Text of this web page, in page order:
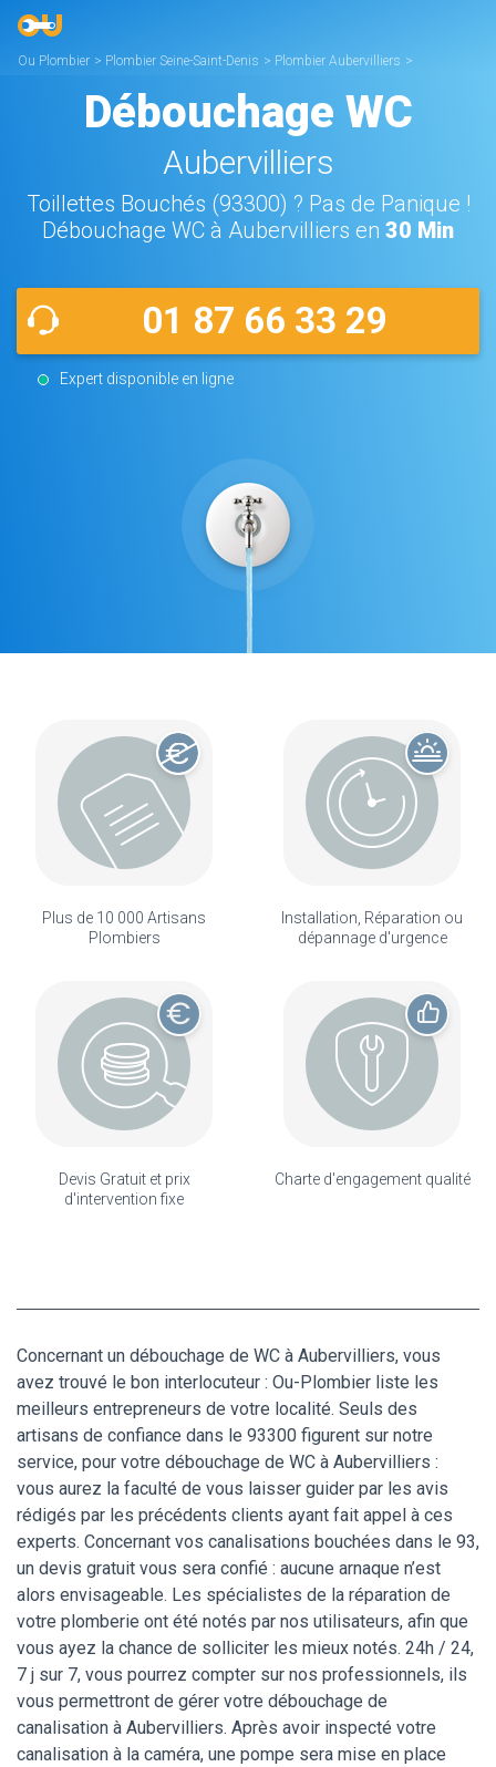
Ou Plombier > Plombier Seine-Saint-Denis > Plombier Aubervilliers >
Débouchage WC
Aubervilliers
Toillettes Bouchés (93300) ? Pas de Panique !
Débouchage WC à Aubervilliers en 30 Min
01 87 66 33 29
Expert disponible en ligne
Plus de 10 000 Artisans
Plombiers
Installation, Réparation ou
dépannage d'urgence
Devis Gratuit et prix
d'intervention fixe
Charte d'engagement qualité
Concernant un débouchage de WC à Aubervilliers, vous
avez trouvé le bon interlocuteur : Ou-Plombier liste les
meilleurs entrepreneurs de votre localité. Seuls des
artisans de confiance dans le 93300 figurent sur notre
service, pour votre débouchage de WC à Aubervilliers :
vous aurez la faculté de vous laisser guider par les avis
rédigés par les précédents clients ayant fait appel à ces
experts. Concernant vos canalisations bouchées dans le 93,
un devis gratuit vous sera confié : aucune arnaque n’est
alors envisageable. Les spécialistes de la réparation de
votre plomberie ont été notés par nos utilisateurs, afin que
vous ayez la chance de solliciter les mieux notés. 24h / 24,
7 j sur 7, vous pourrez compter sur nos professionnels, ils
vous permettront de gérer votre débouchage de
canalisation à Aubervilliers. Après avoir inspecté votre
canalisation à la caméra, une pompe sera mise en place